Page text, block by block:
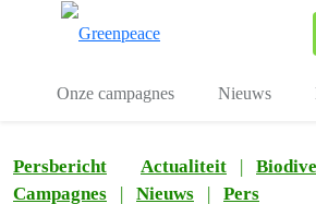
Onze campagnes Nieuws
Persbericht Actualiteit |
Campagnes
| Nieuws | Pers